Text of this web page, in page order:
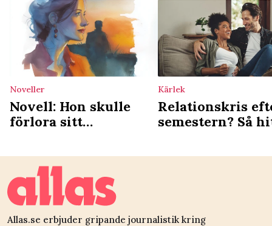
Noveller
Novell: Hon skulle
förlora sitt
det var hennes brors
Kärlek
Relationskris
semestern? Så
varandra
Allas.se erbjuder gripande journalistik kring